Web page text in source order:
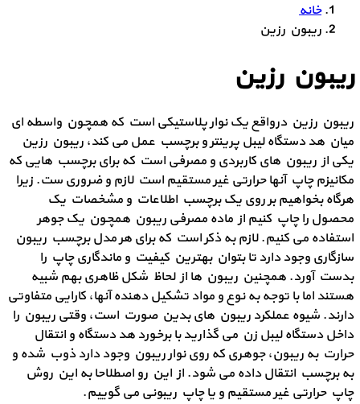
خانه
ریبون رزین
ریبون رزین
ریبون رزین درواقع یک نوار پلاستیکی است که همچون واسطه ای
میان هد دستگاه لیبل پرینتر و برچسب عمل می کند، ریبون رزین
یکی از ریبون های کاربردی و مصرفی است که برای برچسب هایی که
مکانیزم چاپ آنها حرارتی غیر مستقیم است لازم و ضروری ست. زیرا
هرگاه بخواهیم بر روی یک برچسب اطلاعات و مشخصات یک
محصول را چاپ کنیم از ماده مصرفی ریبون همچون یک جوهر
استفاده می کنیم. لازم به ذکر است که برای هر مدل برچسب ریبون
سازگاری وجود دارد تا بتوان بهترین کیفیت و ماندگاری چاپ را
بدست آورد. همچنین ریبون ها از لحاظ شکل ظاهری بهم شبیه
هستند اما با توجه به نوع و مواد تشکیل دهنده آنها، کارایی متفاوتی
دارند. شیوه عملکرد ریبون های بدین صورت است، وقتی ریبون را
داخل دستگاه لیبل زن می گذارید با برخورد هد دستگاه و انتقال
حرارت به ریبون، جوهری که روی نوار ریبون وجود دارد ذوب شده و
به برچسب انتقال داده می شود. از این رو اصطلاحا به این روش
چاپ حرارتی غیر مستقیم و یا چاپ ریبونی می گوییم.